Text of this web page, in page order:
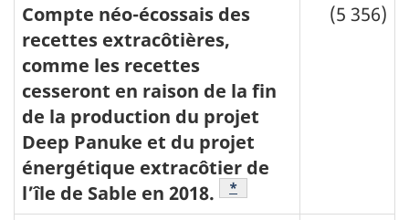
Compte néo-écossais des
recettes extracôtières,
comme les recettes
cesseront en raison de la fin
de la production du projet
Deep Panuke et du projet
énergétique extracôtier de
l’île de Sable en 2018.
Note du tableau
*
(5 356)